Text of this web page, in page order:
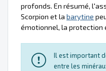
profonds. En résumé,
Scorpion et la barytine
émotionnel, la protection
Il est important
entre les